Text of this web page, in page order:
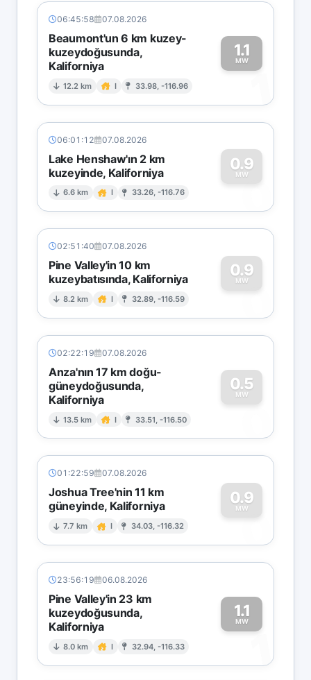
06:45:58 07.08.2026
Beaumont'un 6 km kuzey-
kuzeydoğusunda,
Kaliforniya
12.2 km I 33.98, -116.96
1.1
MW
1
06:01:12 07.08.2026
Lake Henshaw'ın 2 km
kuzeyinde, Kaliforniya
6.6 km I 33.26, -116.76
0.9
MW
0
02:51:40 07.08.2026
Pine Valley'in 10 km
kuzeybatısında, Kaliforniya
8.2 km I 32.89, -116.59
0.9
MW
0
02:22:19 07.08.2026
Anza'nın 17 km doğu-
güneydoğusunda,
Kaliforniya
13.5 km I 33.51, -116.50
0.5
MW
0
01:22:59 07.08.2026
Joshua Tree'nin 11 km
güneyinde, Kaliforniya
7.7 km I 34.03, -116.32
0.9
MW
0
23:56:19 06.08.2026
Pine Valley'in 23 km
kuzeydoğusunda,
Kaliforniya
8.0 km I 32.94, -116.33
1.1
MW
1